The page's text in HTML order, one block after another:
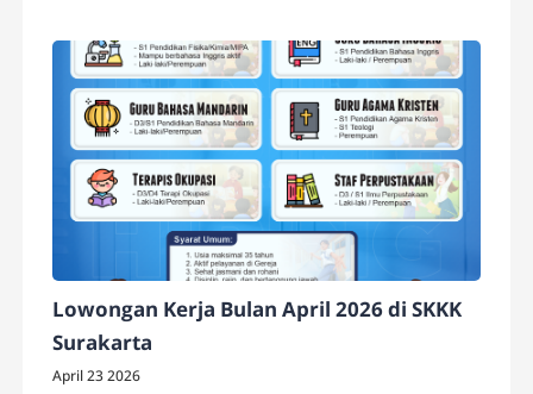
Lowongan Kerja Bulan April 2026 di SKKK
Surakarta
April 23 2026